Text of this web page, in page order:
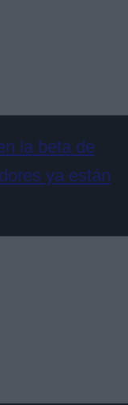
la beta de
ya están